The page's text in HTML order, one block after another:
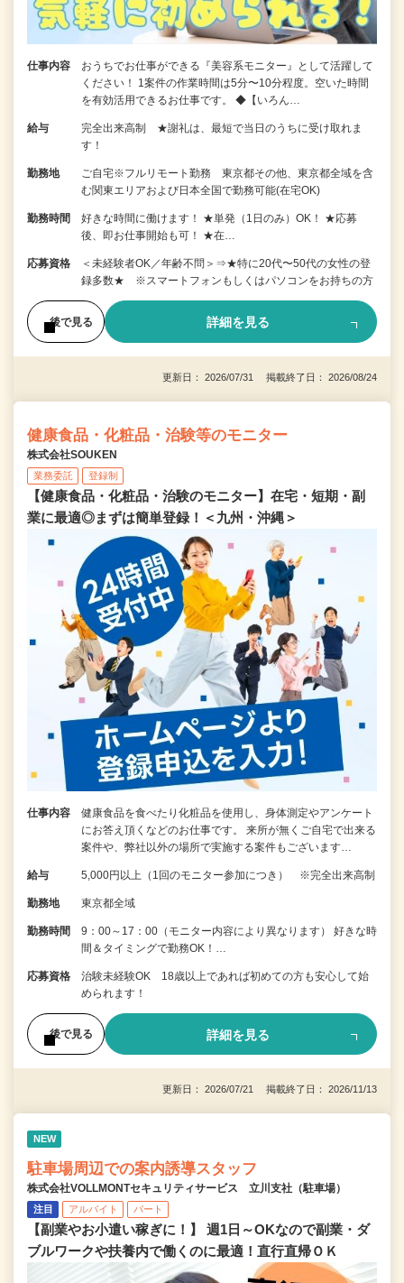
仕事内容
おうちでお仕事ができる『美容系モニター』として活躍して
ください！ 1案件の作業時間は5分〜10分程度。空いた時間
を有効活用できるお仕事です。 ◆【いろん…
給与
完全出来高制 ★謝礼は、最短で当日のうちに受け取れま
す！
勤務地
ご自宅※フルリモート勤務 東京都その他、東京都全域を含
む関東エリアおよび日本全国で勤務可能(在宅OK)
勤務時間
好きな時間に働けます！ ★単発（1日のみ）OK！ ★応募
後、即お仕事開始も可！ ★在…
応募資格
＜未経験者OK／年齢不問＞⇒★特に20代〜50代の女性の登
録多数★ ※スマートフォンもしくはパソコンをお持ちの方
後で見る 詳細を見る
更新日： 2026/07/31 掲載終了日： 2026/08/24
健康食品・化粧品・治験等のモニター
株式会社SOUKEN
業務委託 登録制
【健康食品・化粧品・治験のモニター】在宅・短期・副
業に最適◎まずは簡単登録！＜九州・沖縄＞
仕事内容
健康食品を食べたり化粧品を使用し、身体測定やアンケート
にお答え頂くなどのお仕事です。 来所が無くご自宅で出来る
案件や、弊社以外の場所で実施する案件もございます…
給与 5,000円以上（1回のモニター参加につき） ※完全出来高制
勤務地 東京都全域
勤務時間
9：00～17：00（モニター内容により異なります） 好きな時
間＆タイミングで勤務OK！…
応募資格
治験未経験OK 18歳以上であれば初めての方も安心して始
められます！
後で見る 詳細を見る
更新日： 2026/07/21 掲載終了日： 2026/11/13
NEW
駐車場周辺での案内誘導スタッフ
株式会社VOLLMONTセキュリティサービス 立川支社（駐車場）
注目 アルバイト パート
【副業やお小遣い稼ぎに！】 週1日～OKなので副業・ダ
ブルワークや扶養内で働くのに最適！直行直帰ＯＫ